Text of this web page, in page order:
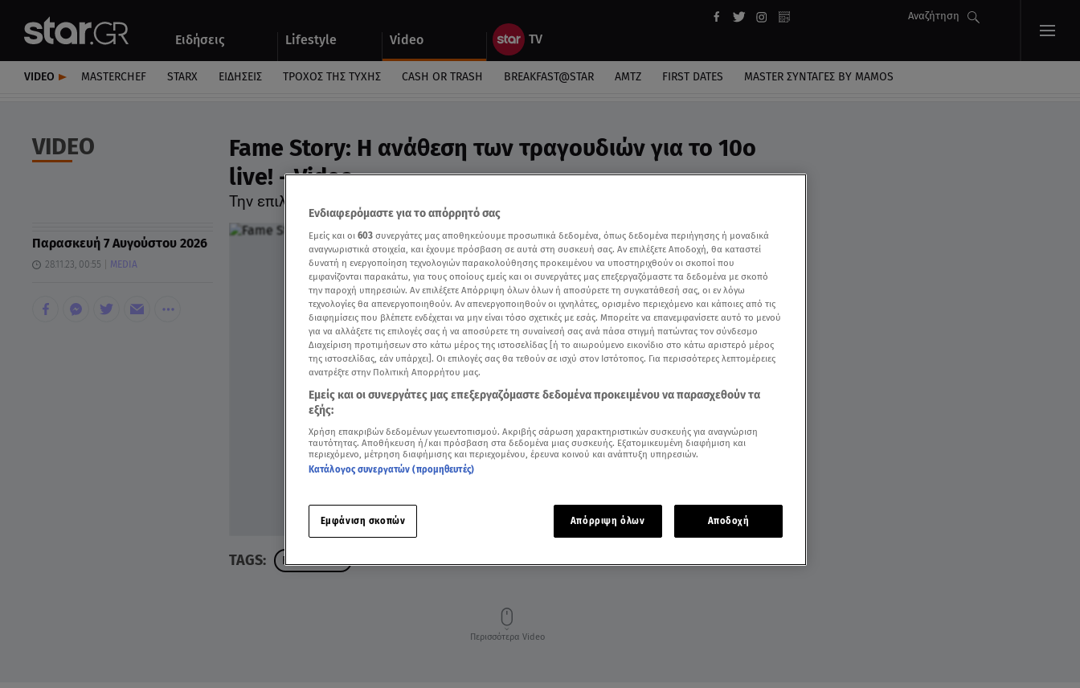
Ειδήσεις Lifestyle Video
Αναζήτηση
Αυτοκίνητο
VIDEO MASTERCHEF STARX ΕΙΔΉΣΕΙΣ ΤΡΟΧΌΣ ΤΗΣ ΤΎΧΗΣ CASH OR TRASH BREAKFAST@STAR ΑΜΤΖ FIRST DATES MASTER ΣΥΝΤΑΓΈΣ BY MAMOS
VIDEO
Fame Story: Η ανάθεση των τραγουδιών για το 10ο
live! - Video
Την επιλογή των τραγουδιών για τους σπουδαστές έκαναν οι κριτές
Παρασκευή 7 Αυγούστου 2026
28.11.23, 00:55 MEDIA
TAGS: FAME STORY
Περισσότερα Video
Ενδιαφερόμαστε για το απόρρητό σας
Εμείς και οι 603 συνεργάτες μας αποθηκεύουμε προσωπικά δεδομένα, όπως δεδομένα περιήγησης ή μοναδικά
αναγνωριστικά στοιχεία, και έχουμε πρόσβαση σε αυτά στη συσκευή σας. Αν επιλέξετε Αποδοχή, θα καταστεί
δυνατή η ενεργοποίηση τεχνολογιών παρακολούθησης προκειμένου να υποστηριχθούν οι σκοποί που
εμφανίζονται παρακάτω, για τους οποίους εμείς και οι συνεργάτες μας επεξεργαζόμαστε τα δεδομένα με σκοπό
την παροχή υπηρεσιών. Αν επιλέξετε Απόρριψη όλων όλων ή αποσύρετε τη συγκατάθεσή σας, οι εν λόγω
τεχνολογίες θα απενεργοποιηθούν. Αν απενεργοποιηθούν οι ιχνηλάτες, ορισμένο περιεχόμενο και κάποιες από τις
διαφημίσεις που βλέπετε ενδέχεται να μην είναι τόσο σχετικές με εσάς. Μπορείτε να επανεμφανίσετε αυτό το μενού
για να αλλάξετε τις επιλογές σας ή να αποσύρετε τη συναίνεσή σας ανά πάσα στιγμή πατώντας τον σύνδεσμο
Διαχείριση προτιμήσεων στο κάτω μέρος της ιστοσελίδας [ή το αιωρούμενο εικονίδιο στο κάτω αριστερό μέρος
της ιστοσελίδας, εάν υπάρχει]. Οι επιλογές σας θα τεθούν σε ισχύ στον Ιστότοπος. Για περισσότερες λεπτομέρειες
ανατρέξτε στην Πολιτική Απορρήτου μας.
Εμείς και οι συνεργάτες μας επεξεργαζόμαστε δεδομένα προκειμένου να παρασχεθούν τα
εξής:
Χρήση επακριβών δεδομένων γεωεντοπισμού. Ακριβής σάρωση χαρακτηριστικών συσκευής για αναγνώριση
ταυτότητας. Αποθήκευση ή/και πρόσβαση στα δεδομένα μιας συσκευής. Εξατομικευμένη διαφήμιση και
περιεχόμενο, μέτρηση διαφήμισης και περιεχομένου, έρευνα κοινού και ανάπτυξη υπηρεσιών.
Κατάλογος συνεργατών (προμηθευτές)
Εμφάνιση σκοπών Απόρριψη όλων Αποδοχή